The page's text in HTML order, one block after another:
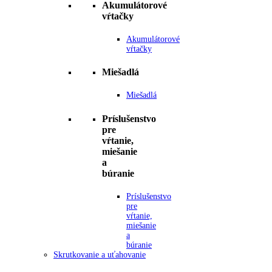
Akumulátorové
vŕtačky
Akumulátorové
vŕtačky
Miešadlá
Miešadlá
Príslušenstvo
pre
vŕtanie,
miešanie
a
búranie
Príslušenstvo
pre
vŕtanie,
miešanie
a
búranie
Skrutkovanie a uťahovanie